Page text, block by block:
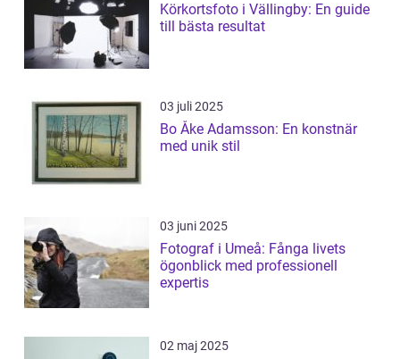
Körkortsfoto i Vällingby: En guide
till bästa resultat
03 juli 2025
Bo Åke Adamsson: En konstnär
med unik stil
03 juni 2025
Fotograf i Umeå: Fånga livets
ögonblick med professionell
expertis
02 maj 2025